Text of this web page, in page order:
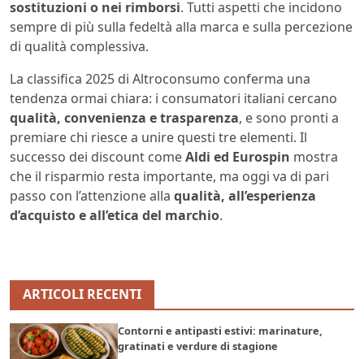
sostituzioni o nei rimborsi. Tutti aspetti che incidono
sempre di più sulla fedeltà alla marca e sulla percezione
di qualità complessiva.
La classifica 2025 di Altroconsumo conferma una
tendenza ormai chiara: i consumatori italiani cercano
qualità, convenienza e trasparenza, e sono pronti a
premiare chi riesce a unire questi tre elementi. Il
successo dei discount comeAldi ed Eurospin mostra
che il risparmio resta importante, ma oggi va di pari
passo con l’attenzione alla qualità, all’esperienza
d’acquisto e all’etica del marchio.
ARTICOLI RECENTI
Contorni e antipasti estivi: marinature,
gratinati e verdure di stagione